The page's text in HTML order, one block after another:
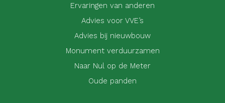
Ervaringen van anderen
Advies voor VVE’s
Advies bij nieuwbouw
Monument verduurzamen
Naar Nul op de Meter
Oude panden